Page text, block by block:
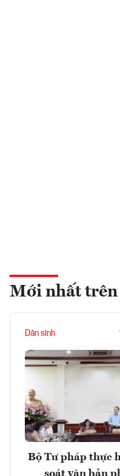
Mới nhất trên
Dân sinh
Bộ Tư pháp thực
soát văn bản